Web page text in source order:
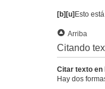
[b][u]Esto
Arriba
Citando
Citar texto en
Hay dos